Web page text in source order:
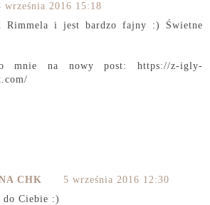
września 2016 15:18
Rimmela i jest bardzo fajny :) Świetne
mnie na nowy post: https://z-igly-
CHK
5 września 2016 12:30
do Ciebie :)